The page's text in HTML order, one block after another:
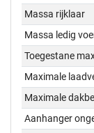
Massa rijklaar
Massa ledig
Toegestane
Maximale
Maximale
Aanhanger